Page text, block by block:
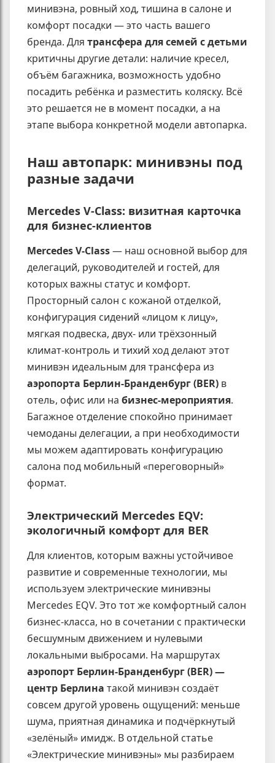
минивэна, ровный ход, тишина в салоне и
комфорт посадки — это часть вашего
бренда. Для трансфера для семей с детьми
критичны другие детали: наличие кресел,
объём багажника, возможность удобно
посадить ребёнка и разместить коляску. Всё
это решается не в момент посадки, а на
этапе выбора конкретной модели автопарка.
Наш автопарк: минивэны под
разные задачи
Mercedes V-Class: визитная карточка
для бизнес-клиентов
Mercedes V-Class— наш основной выбор для
делегаций, руководителей и гостей, для
которых важны статус и комфорт.
Просторный салон с кожаной отделкой,
конфигурация сидений «лицом к лицу»,
мягкая подвеска, двух- или трёхзонный
климат-контроль и тихий ход делают этот
минивэн идеальным для трансфера из
аэропорта Берлин-Бранденбург (BER) в
отель, офис или на бизнес-мероприятия.
Багажное отделение спокойно принимает
чемоданы делегации, а при необходимости
мы можем адаптировать конфигурацию
салона под мобильный «переговорный»
формат.
Электрический Mercedes EQV:
экологичный комфорт для BER
Для клиентов, которым важны устойчивое
развитие и современные технологии, мы
используем электрические минивэны
Mercedes EQV. Это тот же комфортный салон
бизнес-класса, но в сочетании с практически
бесшумным движением и нулевыми
локальными выбросами. На маршрутах
аэропорт Берлин-Бранденбург (BER) —
центр Берлина такой минивэн создаёт
совсем другой уровень ощущений: меньше
шума, приятная динамика и подчёркнутый
«зелёный» имидж. В отдельной статье
«Электрические минивэны» мы разбираем